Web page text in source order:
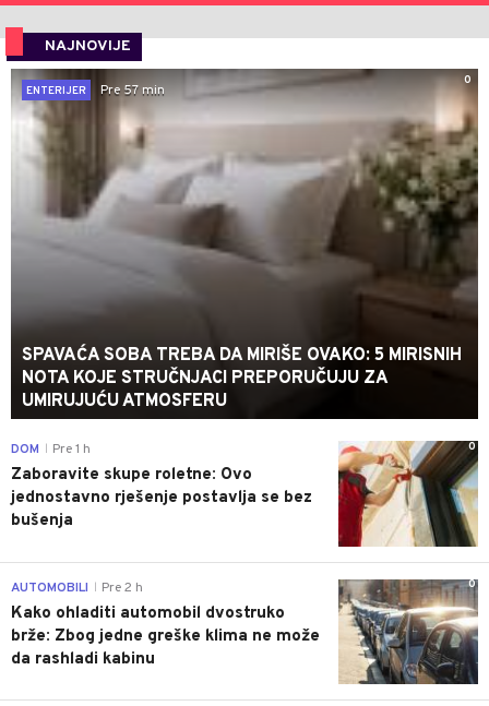
NAJNOVIJE
0
ENTERIJER
Pre 57 min
SPAVAĆA SOBA TREBA DA MIRIŠE OVAKO: 5 MIRISNIH
NOTA KOJE STRUČNJACI PREPORUČUJU ZA
UMIRUJUĆU ATMOSFERU
0
DOM Pre 1 h
Zaboravite skupe roletne: Ovo
jednostavno rješenje postavlja se bez
bušenja
0
AUTOMOBILI Pre 2 h
Kako ohladiti automobil dvostruko
brže: Zbog jedne greške klima ne može
da rashladi kabinu